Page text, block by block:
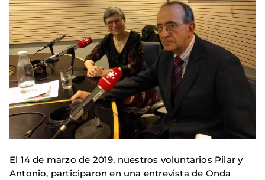
El 14 de marzo de 2019, nuestros voluntarios Pilar y
Antonio, participaron en una entrevista de Onda